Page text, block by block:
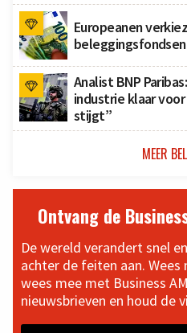
Europeanen
Analist BNP
industrie klaar
stijgt”
MEER
Ontvang de
De wereld verandert snel
achter de feiten aan.
wees mee met Business
nieuwsbrieven en houd de